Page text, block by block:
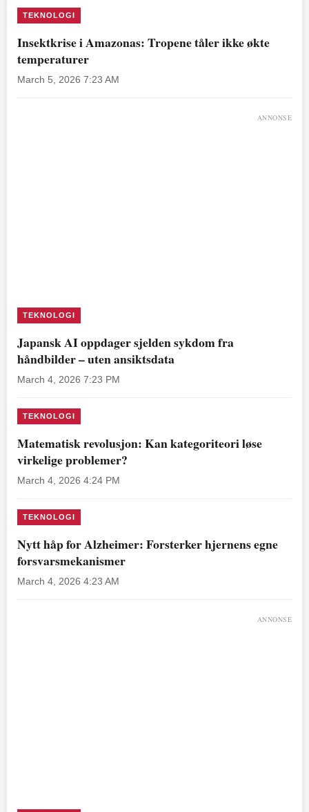
TEKNOLOGI
Insektkrise i Amazonas: Tropene tåler ikke økte
temperaturer
March 5, 2026 7:23 AM
ANNONSE
TEKNOLOGI
Japansk AI oppdager sjelden sykdom fra
håndbilder – uten ansiktsdata
March 4, 2026 7:23 PM
TEKNOLOGI
Matematisk revolusjon: Kan kategoriteori løse
virkelige problemer?
March 4, 2026 4:24 PM
TEKNOLOGI
Nytt håp for Alzheimer: Forsterker hjernens egne
forsvarsmekanismer
March 4, 2026 4:23 AM
ANNONSE